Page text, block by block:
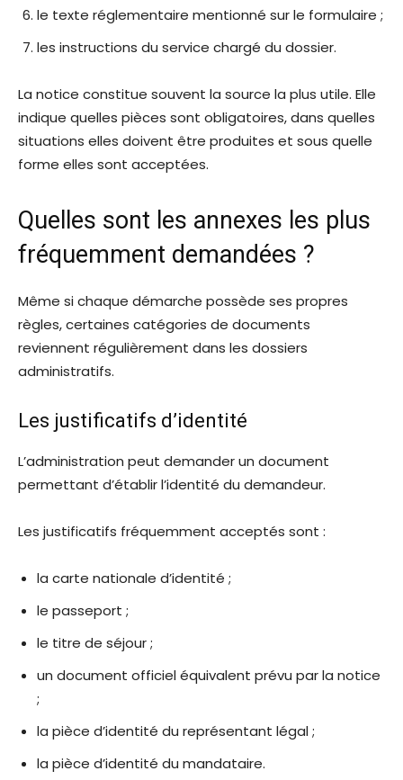
le texte réglementaire mentionné sur le formulaire ;
les instructions du service chargé du dossier.
La notice constitue souvent la source la plus utile. Elle
indique quelles pièces sont obligatoires, dans quelles
situations elles doivent être produites et sous quelle
forme elles sont acceptées.
Quelles sont les annexes les plus
fréquemment demandées ?
Même si chaque démarche possède ses propres
règles, certaines catégories de documents
reviennent régulièrement dans les dossiers
administratifs.
Les justificatifs d’identité
L’administration peut demander un document
permettant d’établir l’identité du demandeur.
Les justificatifs fréquemment acceptés sont :
la carte nationale d’identité ;
le passeport ;
le titre de séjour ;
un document officiel équivalent prévu par la notice
;
la pièce d’identité du représentant légal ;
la pièce d’identité du mandataire.